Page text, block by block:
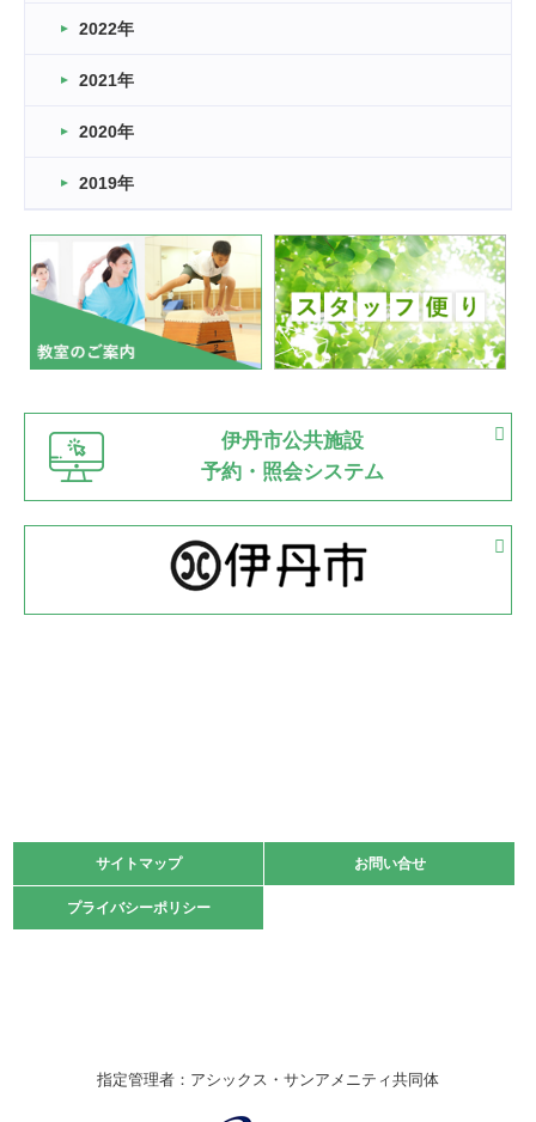
2026.03.11
緑ケ丘体育館
2022.11.03
緑ケ丘体育館
いたっぼーる大会☆彡
緑ケ丘体育館
2022.07.03
市内総合体育大会が開始
緑ケ丘体育館 猪名川運動広場
古池運動広場
2022.06.12
県知事杯争奪バレーボール大会が開催
緑ケ丘体育館
2022.05.05
体育協会長杯 バドミントン競技の部
2022.05.22
緑ケ丘体育館
2021.10.23
卓球選手権大会ラージボールの部開催☆
伊丹市総合体育大会 バレーボール大会が開催されました
2022年
2021年
2020年
2019年
伊丹市公共施設
予約・照会システム
サイトマップ お問い合せ
プライバシーポリシー
サイトマップ お問い合せ
プライバシーポリシー
指定管理者：アシックス・サンアメニティ共同体